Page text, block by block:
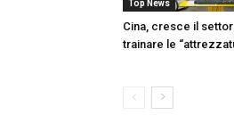
Top News
Cina, cresce il
trainare le